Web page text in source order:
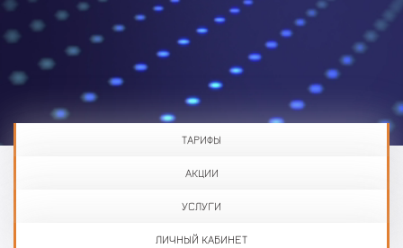
ТАРИФЫ
АКЦИИ
УСЛУГИ
ЛИЧНЫЙ КАБИНЕТ